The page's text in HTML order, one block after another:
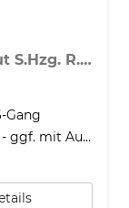
1.0 Acenta CarPlay LED Klimaaut S.Hzg. R.Cam MJ25
Gang
wählbar - ggf. mit Aufpreis